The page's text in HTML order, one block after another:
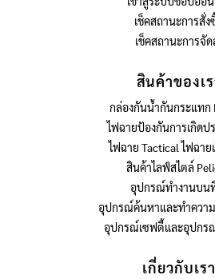
เช็คสถานะการสั่ง
เช็คสถานะการจัด
สินค้าของเ
กล่องกันน้ำกันกระแทก
ไฟฉายป้องกันการเกิดป
ไฟฉาย Tactical ไฟฉาย
สินค้าไลฟ์สไตล์
อุปกรณ์ทำงานบน
อุปกรณ์ค้นหาและทำควา
อุปกรณ์เซฟตี้และอุปกร
เกี่ยวกับเรา